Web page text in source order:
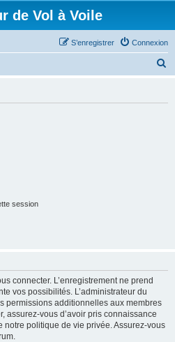
de Vol à Voile
Connexion
S’enregistrer
session
connecter. L’enregistrement ne prend
vos possibilités. L’administrateur du
permissions additionnelles aux membres
assurez-vous d’avoir pris connaissance
notre politique de vie privée. Assurez-vous